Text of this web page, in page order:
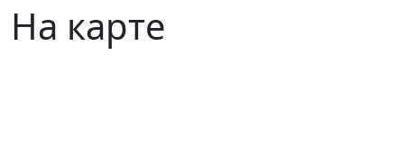
На карте